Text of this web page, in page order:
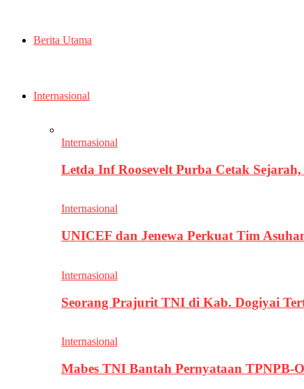
Berita Utama
Internasional
Internasional
Letda Inf Roosevelt Purba Cetak
Internasional
UNICEF dan Jenewa Perkuat Tim
Internasional
Seorang Prajurit TNI di Kab. Dogiyai
Internasional
Mabes TNI Bantah Pernyataan